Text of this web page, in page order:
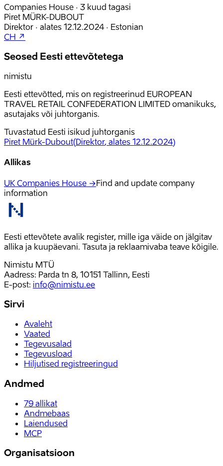
Companies House · 3 kuud tagasi
Piret MÜRK-DUBOUT
Direktor · alates 12.12.2024· Estonian
CH ↗
Seosed Eesti ettevõtetega
nimistu
Eesti ettevõtted, mis on registreerinud EUROPEAN
TRAVEL RETAIL CONFEDERATION LIMITED omanikuks,
asutajaks või juhtorganis.
Tuvastatud Eesti isikud juhtorganis
Piret Mürk-Dubout(Direktor, alates 12.12.2024)
Allikas
UK Companies House →Find and update company
information
Eesti ettevõtete avalik register, mille iga väide on jälgitav
allika ja kuupäevani. Tasuta ja reklaamivaba teave kõigile.
Nimistu MTÜ
Aadress: Parda tn 8, 10151 Tallinn, Eesti
E-post: info@nimistu.ee
Sirvi
Avaleht
Vaated
Tegevusalad
Tegevusload
Hiljutised registreeringud
Andmed
79 allikat
Andmebaas
Laiendused
MCP
Organisatsioon